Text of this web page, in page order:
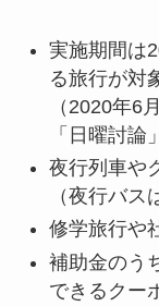
実施期間は
る旅行が対
（2020年6
「日曜討論
夜行列車や
（夜行バス
修学旅行や
補助金のう
できるクー